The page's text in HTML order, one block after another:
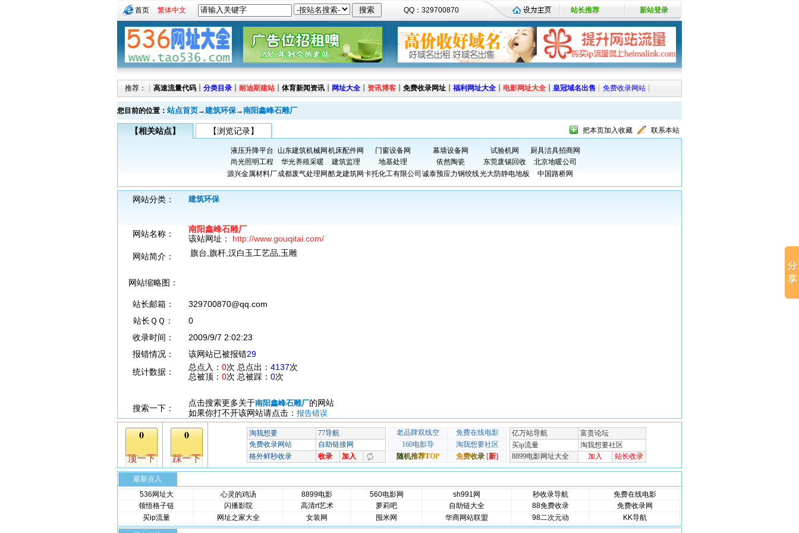
首页 繁体中文 QQ：329700870 站长推荐 新站登录
推荐：┊ 高速流量代码 ┊ 分类目录 ┊ 耐迪斯建站 ┊ 体育新闻资讯 ┊ 网址大全 ┊ 资讯博客 ┊ 免费收录网址 ┊ 福利网址大全 ┊ 电影网址大全 ┊ 皇冠域名出售 ┊ 免费收录网站 ┊
您目前的位置： 站点首页→建筑环保→南阳鑫峰石雕厂
【相关站点】 【浏览记录】 把本页加入收藏 联系本站
液压升降平台 山东建筑机械网 机床配件网 门窗设备网 幕墙设备网 试验机网
厨具洁具招商网
尚光照明工程
华光养殖采暖 建筑监理 地基处理 依然陶瓷 东莞废锡回收
北京地暖公司
源兴金属材料厂成都废气处理网 酷龙建筑网 卡托化工有限公司 诚泰预应力钢绞线光大防静电地板 中国路桥网
网站分类： 建筑环保
网站名称：
南阳鑫峰石雕厂
该站网址： http://www.gouqitai.com/
网站简介：
旗台,旗杆,汉白玉工艺品,玉雕
网站缩略图：
站长邮箱：
329700870@qq.com
站长ＱＱ：
0
收录时间：
2009/9/7 2:02:23
报错情况：
该网站已被报错29
统计数据：
总点入： 0次 总点出： 4137次
总被顶： 0次 总被踩： 0次
搜索一下：
点击搜索更多关于南阳鑫峰石雕厂的网站
如果你打不开该网站请点击： 报告错误
最新点入
536网址大
心灵的鸡汤 8899电影 560电影网 sh991网 秒收录导航
免费在线电影
领悟格子链
闪播影院 高清rt艺术 萝莉吧 自助链大全 88免费收录
免费收录网
买ip流量
网址之家大全 女装网 囤米网 华商网站联盟 98二次元动 KK导航